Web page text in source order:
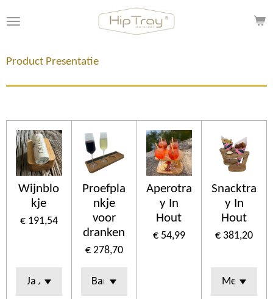
direct
de
Product Presentatie
Wijnblo
kje
€ 191,54
Proefpla
nkje
voor
dranken
€ 278,70
Aperotra
y In
Hout
€ 54,99
Snacktra
y In
Hout
€ 381,20